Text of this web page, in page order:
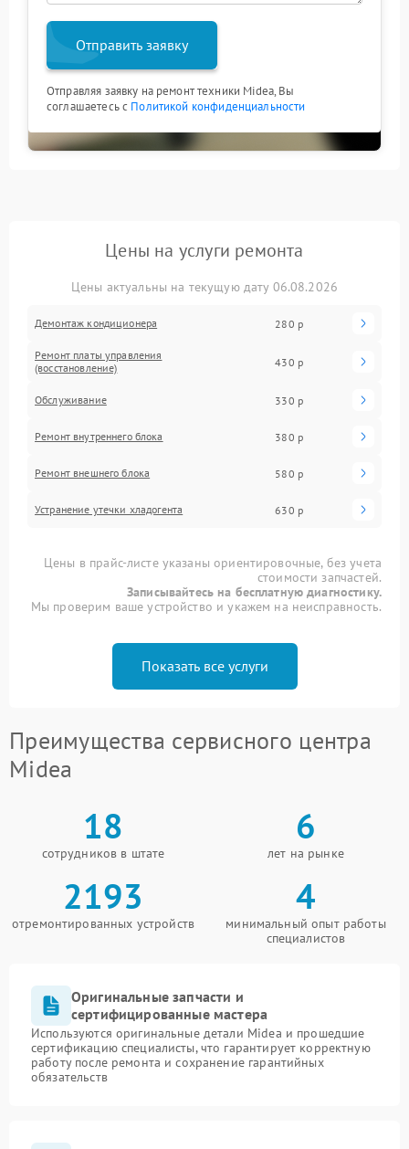
Отправить заявку
Отправляя заявку на ремонт техники Midea, Вы
соглашаетесь с Политикой конфиденциальности
Цены на услуги ремонта
Цены актуальны на текущую дату 06.08.2026
Демонтаж кондиционера 280 р
Ремонт платы управления
(восстановление)
430 р
Обслуживание 330 р
Ремонт внутреннего блока 380 р
Ремонт внешнего блока 580 р
Устранение утечки хладогента 630 р
Цены в прайс-листе указаны ориентировочные, без учета
стоимости запчастей.
Записывайтесь на бесплатную диагностику.
Мы проверим ваше устройство и укажем на неисправность.
Показать все услуги
Преимущества сервисного центра
Midea
18
сотрудников в штате
6
лет на рынке
2193
отремонтированных устройств
4
минимальный опыт работы
специалистов
Оригинальные запчасти и
сертифицированные мастера
Используются оригинальные детали Midea и прошедшие
сертификацию специалисты, что гарантирует корректную
работу после ремонта и сохранение гарантийных
обязательств